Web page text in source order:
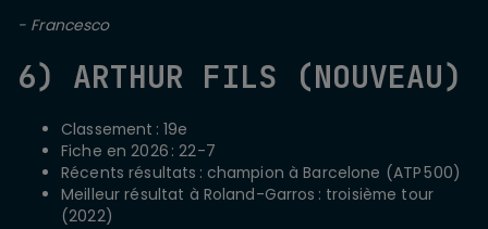
- Francesco
6) ARTHUR FILS (NOUVEAU)
Classement : 19e
Fiche en 2026 : 22-7
Récents résultats : champion à Barcelone (ATP 500)
Meilleur résultat à Roland-Garros : troisième tour
(2022)